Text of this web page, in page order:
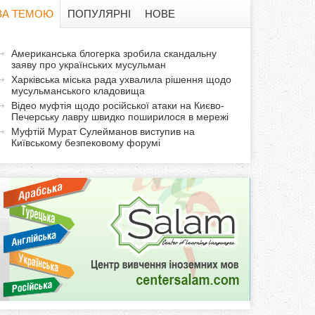
а
ф
о
р
м
а
ТЕМОЮ
т
ПОПУЛЯРНІ НОВЕ
Американська блогерка зробила скандальну
заяву про українських мусульман
Харківська міська рада ухвалила рішення щодо
мусульманського кладовища
Відео муфтія щодо російської атаки на Києво-
Печерську лавру швидко поширилося в мережі
Муфтій Мурат Сулейманов виступив на
Київському безпековому форумі